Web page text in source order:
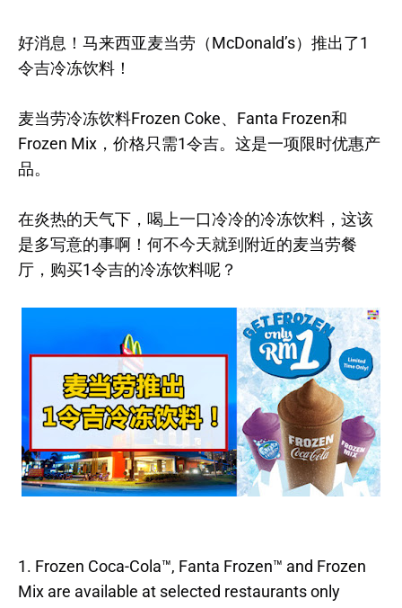
好消息！马来西亚麦当劳（McDonald’s）推出了1
令吉冷冻饮料！
麦当劳冷冻饮料Frozen Coke、Fanta Frozen和
Frozen Mix，价格只需1令吉。这是一项限时优惠产
品。
在炎热的天气下，喝上一口冷冷的冷冻饮料，这该
是多写意的事啊！何不今天就到附近的麦当劳餐
厅，购买1令吉的冷冻饮料呢？
1. Frozen Coca-Cola™, Fanta Frozen™ and Frozen
Mix are available at selected restaurants only